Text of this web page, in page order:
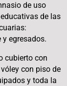
de uso
de las
egresados.
cubierto con
con piso de
y toda la